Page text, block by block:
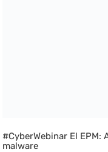
#CyberWebinar El
malware